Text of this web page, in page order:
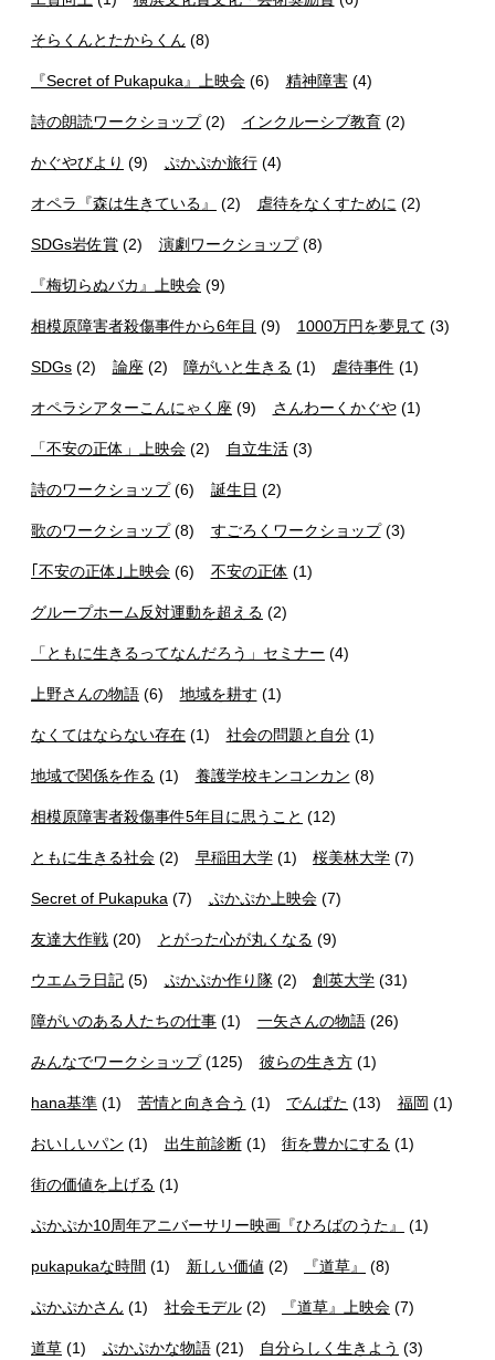
そらくんとたからくん (8)
『Secret of Pukapuka』上映会 (6) 精神障害(4)
詩の朗読ワークショップ(2) インクルーシブ教育(2)
かぐやびより (9) ぷかぷか旅行(4)
オペラ『森は生きている』 (2) 虐待をなくすために (2)
SDGs岩佐賞 (2) 演劇ワークショップ(8)
『梅切らぬバカ』上映会 (9)
相模原障害者殺傷事件から6年目 (9) 1000万円を夢見て (3)
SDGs (2) 論座 (2) 障がいと生きる (1) 虐待事件 (1)
オペラシアターこんにゃく座 (9) さんわーくかぐや(1)
「不安の正体」上映会 (2) 自立生活(3)
詩のワークショップ(6) 誕生日 (2)
歌のワークショップ(8) すごろくワークショップ(3)
｢不安の正体｣上映会 (6) 不安の正体 (1)
グループホーム反対運動を超える (2)
「ともに生きるってなんだろう」セミナー (4)
上野さんの物語 (6) 地域を耕す (1)
なくてはならない存在 (1) 社会の問題と自分(1)
地域で関係を作る (1) 養護学校キンコンカン (8)
相模原障害者殺傷事件5年目に思うこと (12)
ともに生きる社会 (2) 早稲田大学(1) 桜美林大学 (7)
Secret of Pukapuka (7) ぷかぷか上映会(7)
友達大作戦 (20) とがった心が丸くなる (9)
ウエムラ日記 (5) ぷかぷか作り隊(2) 創英大学 (31)
障がいのある人たちの仕事 (1) 一矢さんの物語(26)
みんなでワークショップ(125) 彼らの生き方(1)
hana基準 (1) 苦情と向き合う (1) でんぱた (13) 福岡 (1)
おいしいパン (1) 出生前診断(1) 街を豊かにする (1)
街の価値を上げる (1)
ぷかぷか10周年アニバーサリー映画『ひろばのうた』 (1)
pukapukaな時間 (1) 新しい価値 (2) 『道草』 (8)
ぷかぷかさん (1) 社会モデル(2) 『道草』上映会 (7)
道草 (1) ぷかぷかな物語(21) 自分らしく生きよう (3)